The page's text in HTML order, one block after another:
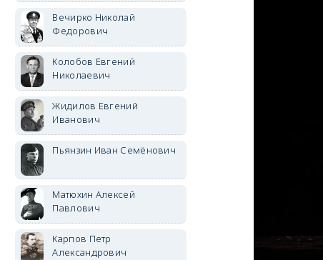
Вечирко Николай
Федорович
Колобов Евгений
Николаевич
Жидилов Евгений
Иванович
Пьянзин Иван Семёнович
Матюхин Алексей
Павлович
Карпов Петр
Александрович